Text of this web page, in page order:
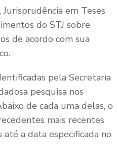
em Teses
do STJ sobre
de acordo com sua
pela Secretaria
pesquisa nos
de cada uma delas, o
mais recentes
a data especificada no